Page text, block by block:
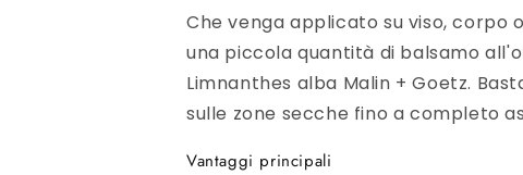
Che venga applicato su viso, corpo
una piccola quantità di balsamo
Limnanthes alba Malin + Goetz.
sulle zone secche fino a completo
Vantaggi principali